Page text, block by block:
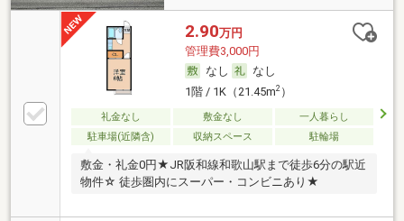
2.90万円
管理費3,000円
なし
なし
1階 / 1K（21.45m2）
礼金なし 敷金なし
一人暮らし
駐車場(近隣含)
収納スペース 駐輪場
敷金・礼金0円★JR阪和線和歌山駅まで徒歩6分の駅近
物件☆ 徒歩圏内にスーパー・コンビニあり★